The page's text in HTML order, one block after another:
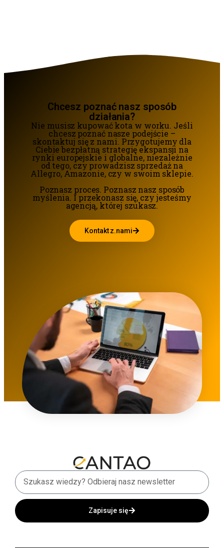
Chcesz poznać nasz sposób
działania?
Nie musisz kupować kota w worku. Jeśli
chcesz poznać nasze podejście –
skontaktuj się z nami. Przygotujemy dla
Ciebie bezpłatną strategię ekspansji na
rynki europejskie i globalne, niezależnie
od tego, czy prowadzisz sprzedaż na
Allegro, Amazonie, czy w swoim sklepie.
Poznasz proces. Poznasz nasz sposób
myślenia. I przekonasz się, czy jesteśmy
agencją, której szukasz.
Kontakt z.nami
Zapisuje się